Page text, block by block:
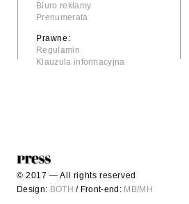
Biuro reklamy
Prenumerata
Prawne:
Regulamin
Klauzula informacyjna
Design: BOTH / Front-end: MB/MH
© 2017 — All rights reserved